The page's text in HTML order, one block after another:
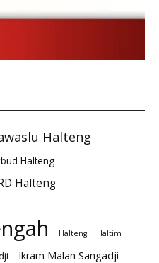
Halteng
Halteng
Halteng
Halteng Haltim
Ikram Malan Sangadji